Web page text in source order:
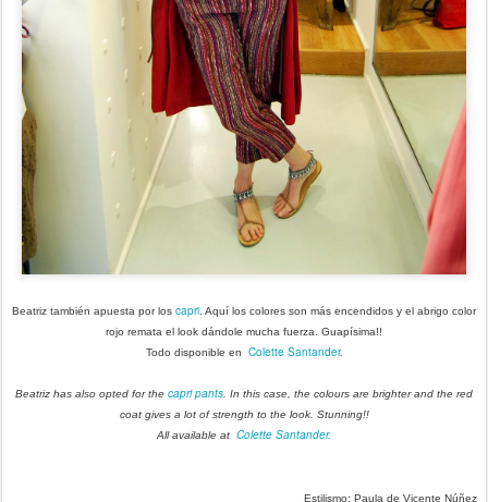
Beatriz también apuesta por los capri . Aquí los colores son más encendidos y el abrigo color
rojo remata el look dándole mucha fuerza. Guapísima!!
Todo disponible en Colette Santander.
Beatriz has also opted for the capri pants . In this case, the colours are brighter and the red
coat gives a lot of strength to the look. Stunning!!
All available at Colette Santander.
Estilismo: Paula de Vicente Núñez